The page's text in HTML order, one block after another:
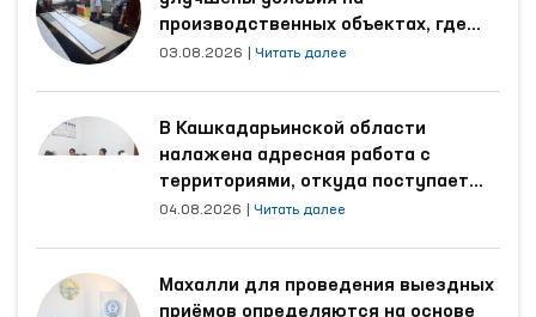
производственных объектах, где
трудятся осуждённые
03.08.2026 Читать далее
В Кашкадарьинской области
налажена адресная работа с
территориями, откуда поступает
наибольшее количество обращений
04.08.2026 Читать далее
Махалли для проведения выездных
приёмов определяются на основе